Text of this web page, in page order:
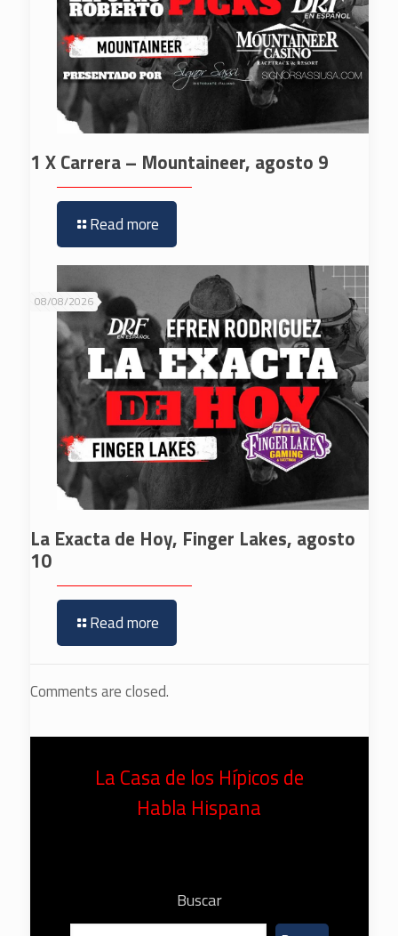
1 X Carrera – Mountaineer, agosto 9
Read more
08/08/2026
La Exacta de Hoy, Finger Lakes, agosto
10
Read more
Comments are closed.
La Casa de los Hípicos de
Habla Hispana
Buscar